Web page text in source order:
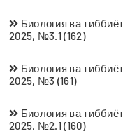
Биология ва
2025, №3.1 (162)
Биология ва
2025, №3 (161)
Биология ва
2025, №2.1 (160)